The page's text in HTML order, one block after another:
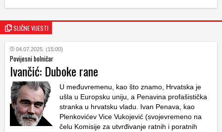
SLIČNE VIJESTI
04.07.2025. (15:00)
Povijesni bolničar
Ivančić: Duboke rane
U međuvremenu, kao što znamo, Hrvatska je
ušla u Europsku uniju, a Penavina profašistička
stranka u hrvatsku vladu. Ivan Penava, kao
Plenkovićev Vice Vukojević (svojevremeno na
čelu Komisije za utvrđivanje ratnih i poratnih